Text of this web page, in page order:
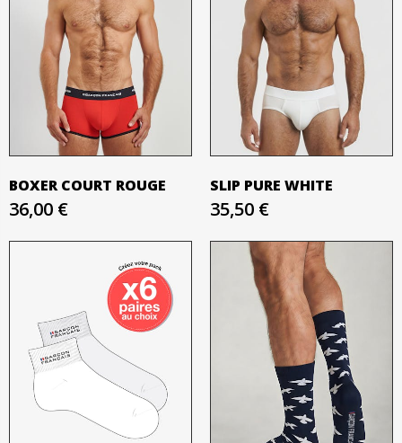
BOXER COURT ROUGE
36,00 €
SLIP PURE WHITE
35,50 €